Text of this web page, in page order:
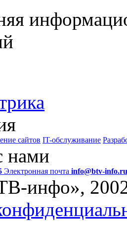
сайтов IT-обслуживание
нами
Электронная почта info@btv-info.ru
инфо»,